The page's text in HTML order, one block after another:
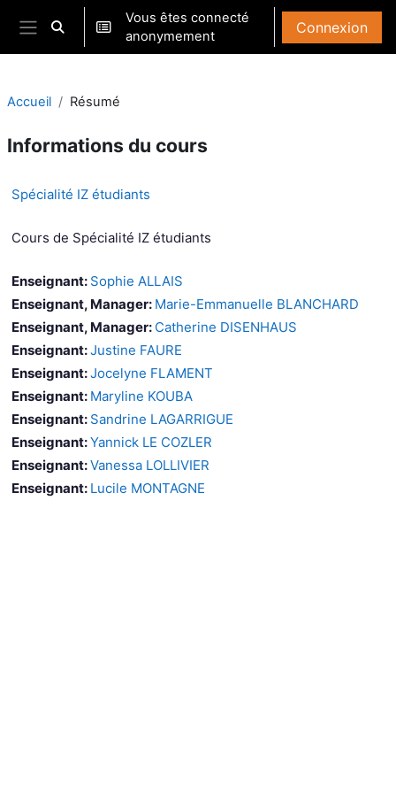
Passer au contenu principal
Panneau latéral
Activer/désactiver la saisie de recherche
Vous êtes connecté
anonymement
Connexion
Accueil Résumé
Informations du cours
Spécialité IZ étudiants
Cours de Spécialité IZ étudiants
Enseignant: Sophie ALLAIS
Enseignant, Manager: Marie-Emmanuelle BLANCHARD
Enseignant, Manager: Catherine DISENHAUS
Enseignant:Justine FAURE
Enseignant:Jocelyne FLAMENT
Enseignant: Maryline KOUBA
Enseignant: Sandrine LAGARRIGUE
Enseignant:Yannick LE COZLER
Enseignant:Vanessa LOLLIVIER
Enseignant: Lucile MONTAGNE